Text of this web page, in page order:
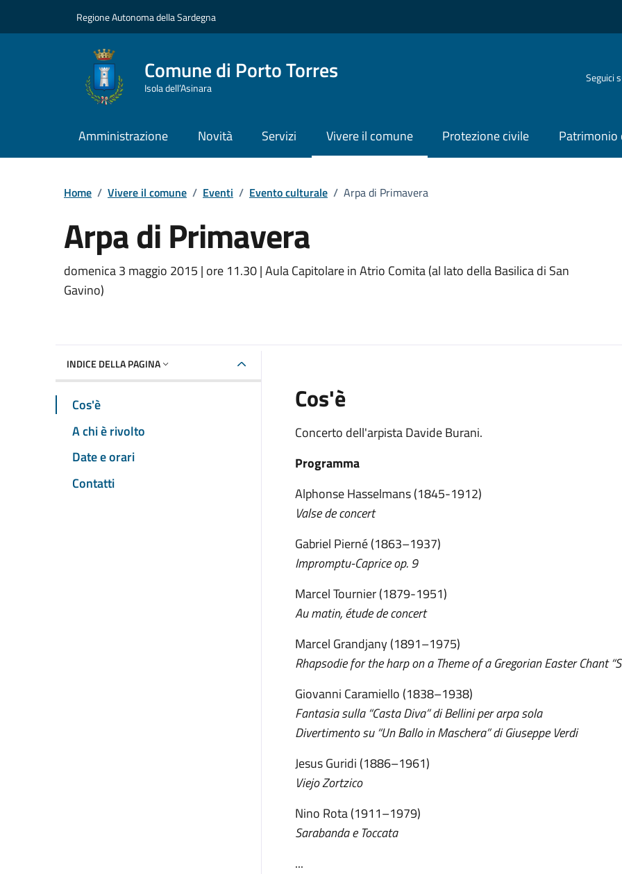
Regione Autonoma della Sardegna
Comune di Porto Torres
Isola dell’Asinara
Seguici
Amministrazione Novità Servizi Vivere il comune Protezione civile Patrimonio
Home / Vivere il comune / Eventi / Evento culturale / Arpa di Primavera
Arpa di Primavera
Dettaglio dell'evento
domenica 3 maggio 2015 | ore 11.30 | Aula Capitolare in Atrio Comita (al lato della Basilica di San
Gavino)
INDICE DELLA PAGINA
Cos'è
A chi è rivolto
Date e orari
Contatti
Cos'è
Concerto dell'arpista Davide Burani.
Programma
Alphonse Hasselmans (1845-1912)
Valse de concert
Gabriel Pierné (1863–1937)
Impromptu-Caprice op. 9
Marcel Tournier (1879-1951)
Au matin, étude de concert
Marcel Grandjany (1891–1975)
Rhapsodie for the harp on a Theme of a Gregorian Easter Chant
Giovanni Caramiello (1838–1938)
Fantasia sulla “Casta Diva” di Bellini per arpa sola
Divertimento su “Un Ballo in Maschera” di Giuseppe Verdi
Jesus Guridi (1886–1961)
Viejo Zortzico
Nino Rota (1911–1979)
Sarabanda e Toccata
...